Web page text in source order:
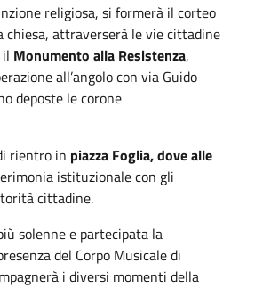
religiosa, si formerà il corteo
chiesa, attraverserà le vie cittadine
Monumento alla Resistenza,
all’angolo con via Guido
deposte le corone
rientro in piazza Foglia, dove alle
istituzionale con gli
cittadine.
solenne e partecipata la
del Corpo Musicale di
i diversi momenti della